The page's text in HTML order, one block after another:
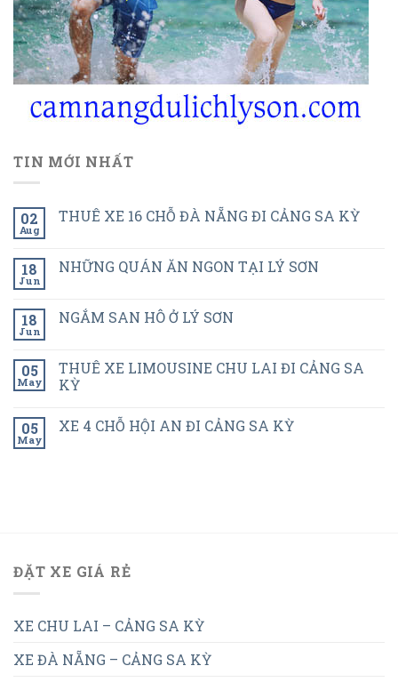
TIN MỚI NHẤT
02
Aug
THUÊ XE 16 CHỖ ĐÀ NẴNG ĐI CẢNG SA KỲ
18
Jun
NHỮNG QUÁN ĂN NGON TẠI LÝ SƠN
18
Jun
NGẮM SAN HÔ Ở LÝ SƠN
05
May
THUÊ XE LIMOUSINE CHU LAI ĐI CẢNG SA
KỲ
05
May
XE 4 CHỖ HỘI AN ĐI CẢNG SA KỲ
ĐẶT XE GIÁ RẺ
XE CHU LAI – CẢNG SA KỲ
XE ĐÀ NẴNG – CẢNG SA KỲ